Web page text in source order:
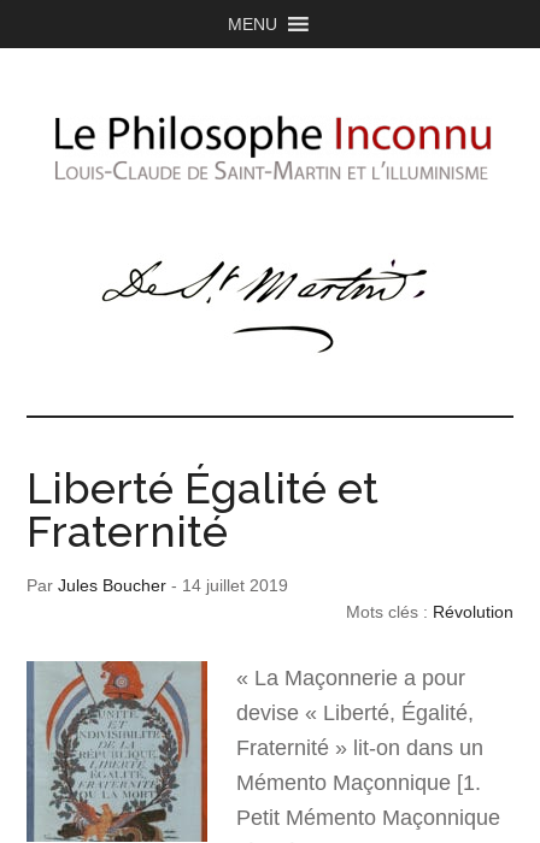
MENU
Liberté Égalité et
Fraternité
ParJules Boucher - 14 juillet 2019
Mots clés : Révolution
« La Maçonnerie a pour
devise « Liberté, Égalité,
Fraternité » lit-on dans un
Mémento Maçonnique [1.
Petit Mémento Maçonnique